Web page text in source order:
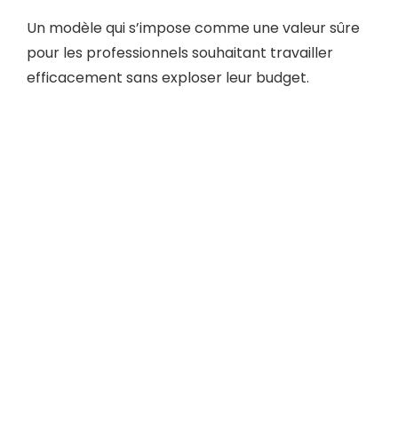
Un modèle qui s’impose comme une valeur sûre
pour les professionnels souhaitant travailler
efficacement sans exploser leur budget.